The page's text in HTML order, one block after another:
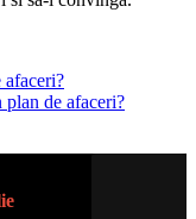
afaceri?
plan de afaceri?